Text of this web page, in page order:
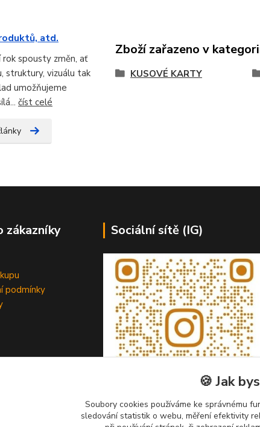
atd.
spousty změn, ať
struktury, vizuálu tak
umožňujeme
číst celé
Zboží zařazeno v
KUSOVÉ KARTY
zákazníky
podmínky
Sociální sítě (IG)
🍪 Jak
Soubory cookies používáme ke správnému
sledování statistik o webu, měření efektivity